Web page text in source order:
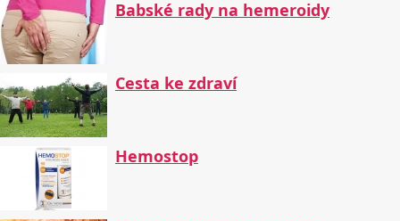
Babské rady na hemeroidy
Cesta ke zdraví
Hemostop